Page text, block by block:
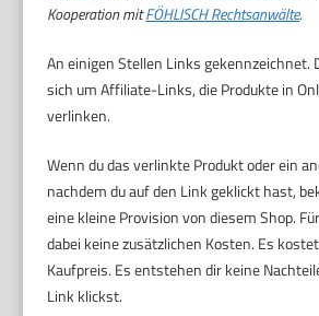
Kooperation mitFÖHLISCH Rechtsanwälte.
An einigen Stellen Links gekennzeichnet.
sich um Affiliate-Links, die Produkte in
verlinken.
Wenn du das verlinkte Produkt oder ein
nachdem du auf den Link geklickt hast,
eine kleine Provision von diesem Shop.
dabei keine zusätzlichen Kosten. Es
Kaufpreis. Es entstehen dir keine
Link klickst.